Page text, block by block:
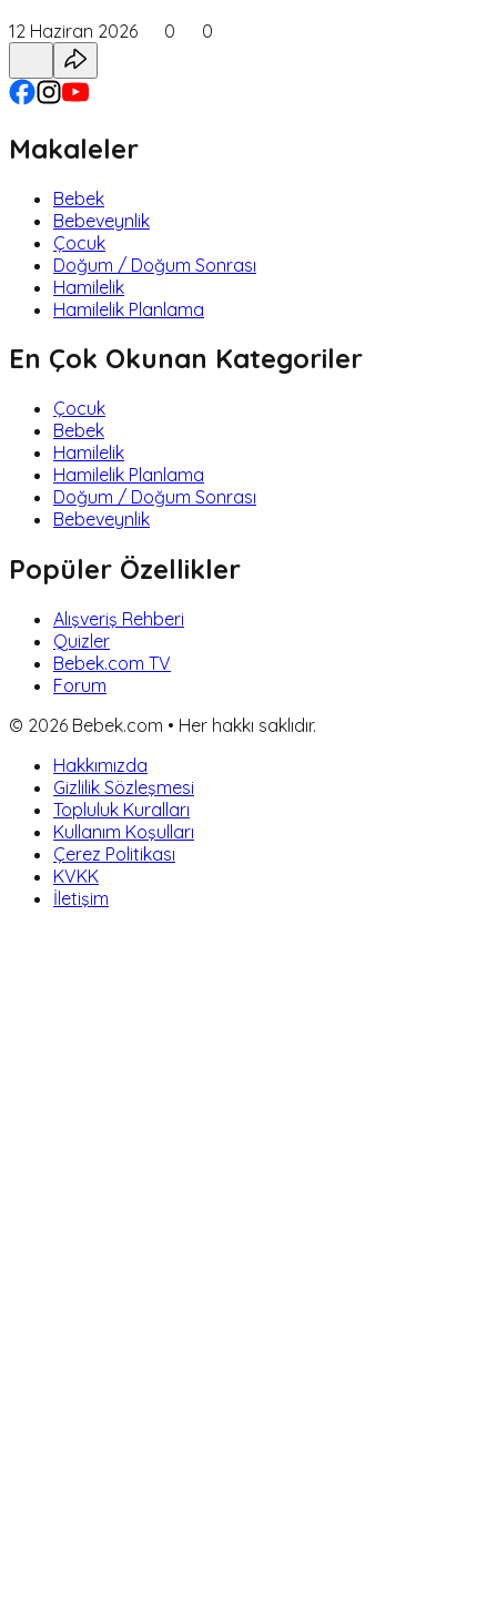
12 Haziran 2026 0 0
Makaleler
Bebek
Bebeveynlik
Çocuk
Doğum / Doğum Sonrası
Hamilelik
Hamilelik Planlama
En Çok Okunan Kategoriler
Çocuk
Bebek
Hamilelik
Hamilelik Planlama
Doğum / Doğum Sonrası
Bebeveynlik
Popüler Özellikler
Alışveriş Rehberi
Quizler
Bebek.com TV
Forum
© 2026 Bebek.com • Her hakkı saklıdır.
Hakkımızda
Gizlilik Sözleşmesi
Topluluk Kuralları
Kullanım Koşulları
Çerez Politikası
KVKK
İletişim